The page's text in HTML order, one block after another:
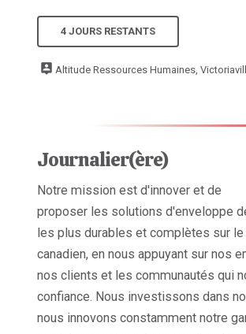
4 JOURS RESTANTS
Altitude Ressources Humaines,
Journalier(ère)
Notre mission est d'innover et de
proposer les solutions d'enveloppe
les plus durables et complètes sur le
canadien, en nous appuyant sur nos
nos clients et les communautés qui
confiance. Nous investissons dans
nous innovons constamment notre